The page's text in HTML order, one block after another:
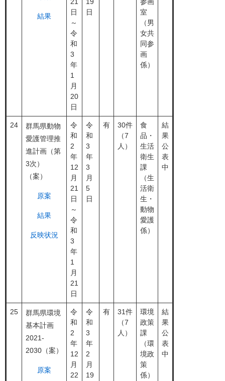
結果
日
～
令
和
3
年
1
月
20
日
日
室
（男
女共
同参
画
係）
24
群馬県動物
愛護管理推
進計画（第
3次）
（案）
原案
結果
反映状況
令
和
2
年
12
月
21
日
～
令
和
3
年
1
月
21
日
令
和
3
年
3
月
5
日
有
30件
（7
人）
食
品・
生活
衛生
課
（生
活衛
生・
動物
愛護
係）
結
果
公
表
中
25
群馬県環境
基本計画
2021-
2030（案）
原案
令
和
2
年
12
月
22
令
和
3
年
2
月
19
有
31件
（7
人）
環境
政策
課
（環
境政
策
係）
結
果
公
表
中